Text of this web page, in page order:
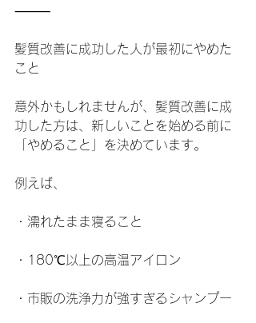
⸻
髪質改善に成功した人が最初にやめた
こと
意外かもしれませんが、髪質改善に成
功した方は、新しいことを始める前に
「やめること」を決めています。
例えば、
・濡れたまま寝ること
・180℃以上の高温アイロン
・市販の洗浄力が強すぎるシャンプー